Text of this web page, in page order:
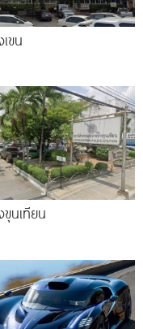
ขน
นเทียน